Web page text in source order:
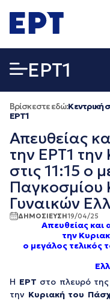
σε
περιεχόμενο
EΡΤ1
Βρίσκεστε εδώ:Κεντρική
EΡΤ1
Απευθείας
την ΕΡΤ1
στις 11:15 ο
Παγκοσμίου
Γυναικών
ΔΗΜΟΣΙΕΥΣΗ19/04/25
Απευθείας και
την
ο μεγάλος τελικός
Η ΕΡΤ στο πλευρό
την Κυριακή του